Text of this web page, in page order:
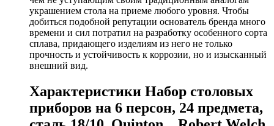
украшением стола на приеме любого уровня. Чтобы
добиться подобной репутации основатель бренда много
времени и сил потратил на разработку особенного сорта
сплава, придающего изделиям из него не только
прочность и устойчивость к коррозии, но и изысканный
внешний вид.
Характеристики Набор столовых
приборов на 6 персон, 24 предмета,